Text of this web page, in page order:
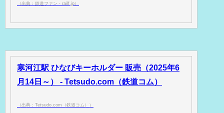
（出典：鉄道ファン・railf.jp）
寒河江駅 ひなびキーホルダー 販売（2025年6
月14日～） - Tetsudo.com（鉄道コム）
（出典：Tetsudo.com（鉄道コム））